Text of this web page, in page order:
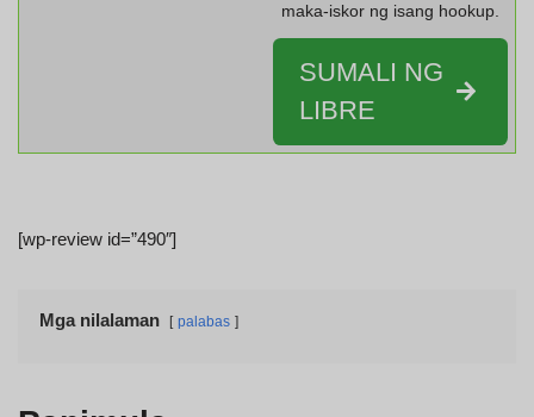
maka-iskor ng isang hookup.
SUMALI NG
LIBRE
[wp-review id=”490″]
Mga nilalaman palabas